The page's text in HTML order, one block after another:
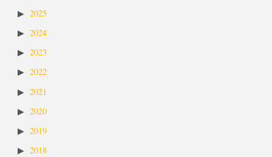
2025
2024
2023
2022
2021
2020
2019
2018